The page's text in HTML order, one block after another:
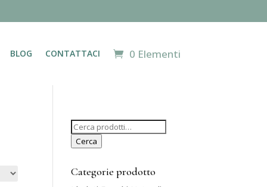
BLOG CONTATTACI 0 Elementi
Cerca:
Cerca
Categorie prodotto